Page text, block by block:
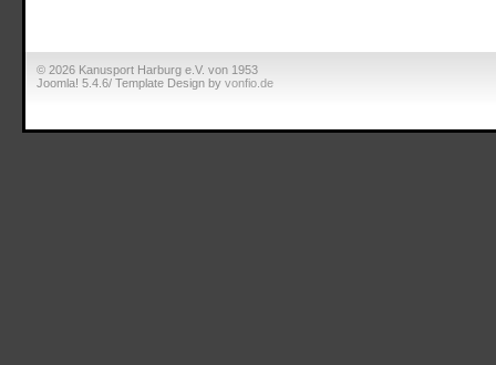
© 2026 Kanusport Harburg e.V. von 1953
Joomla! 5.4.6/ Template Design by vonfio.de